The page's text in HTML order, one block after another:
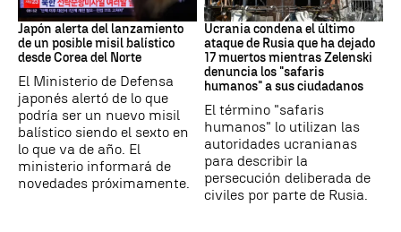
JAPÓN
Japón alerta del lanzamiento
de un posible misil balístico
desde Corea del Norte
El Ministerio de Defensa
japonés alertó de lo que
podría ser un nuevo misil
balístico siendo el sexto en
lo que va de año. El
ministerio informará de
novedades próximamente.
GUERRRA
Ucrania condena el último
ataque de Rusia que ha dejado
17 muertos mientras Zelenski
denuncia los "safaris
humanos" a sus ciudadanos
El término "safaris
humanos" lo utilizan las
autoridades ucranianas
para describir la
persecución deliberada de
civiles por parte de Rusia.